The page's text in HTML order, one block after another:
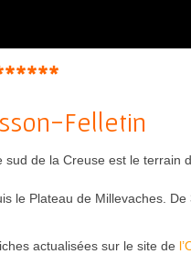
Felletin
de la Creuse est le terrain
le Plateau de Millevaches. De
actualisées sur le site de